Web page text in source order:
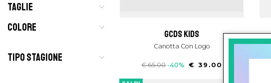
TAGLIE
COLORE
TIPO STAGIONE
gcds kids
Canotta Con Logo
€ 65.00 -40% € 39.00